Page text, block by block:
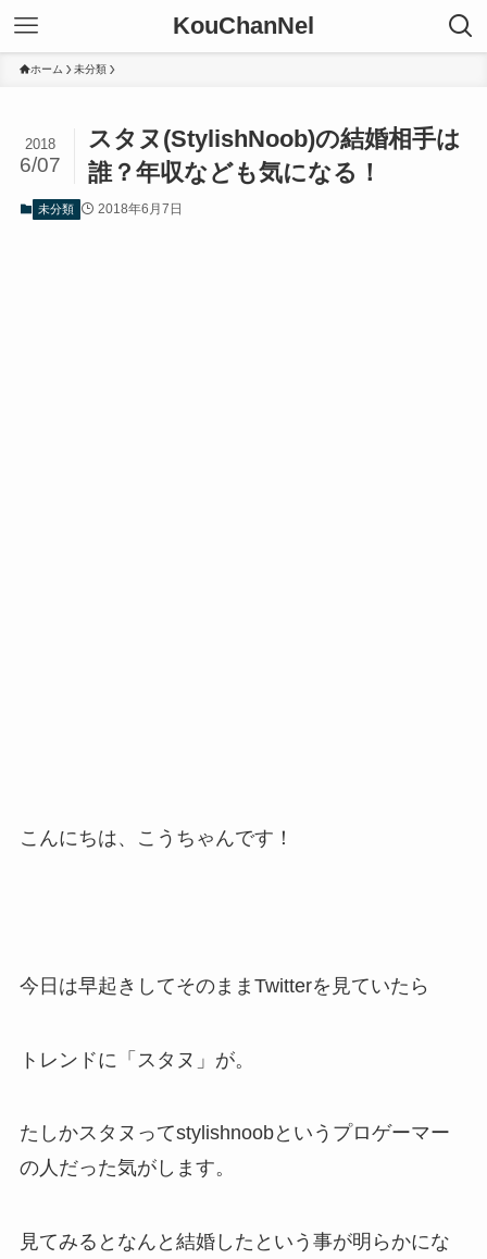
KouChanNel
ホーム 未分類
スタヌ(StylishNoob)の結婚相手は
誰？年収なども気になる！
2018
6/07
未分類 2018年6月7日
こんにちは、こうちゃんです！
今日は早起きしてそのままTwitterを見ていたら
トレンドに「スタヌ」が。
たしかスタヌってstylishnoobというプロゲーマー
の人だった気がします。
見てみるとなんと結婚したという事が明らかにな